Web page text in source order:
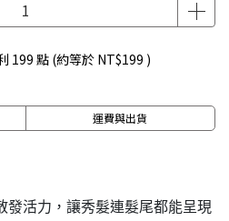
199 點 (約等於 NT$199 )
運費與出貨
發活力，讓秀髮連髮尾都能呈現